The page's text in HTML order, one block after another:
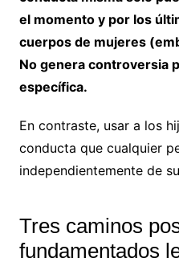
el momento y por los
cuerpos de mujeres
No genera controversia
específica.
En contraste, usar a los
conducta que cualquier
independientemente de
Tres caminos
fundamentados